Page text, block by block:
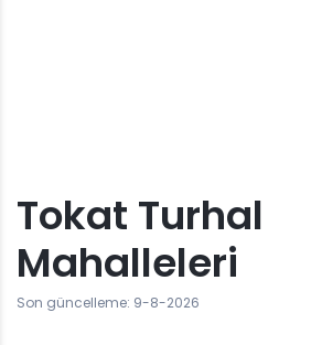
Tokat Turhal
Mahalleleri
Son güncelleme: 9-8-2026